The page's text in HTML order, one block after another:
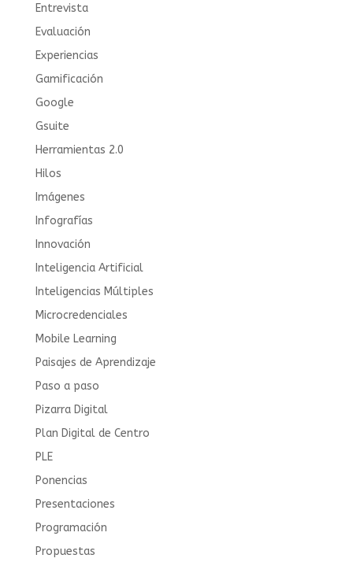
Entrevista
Evaluación
Experiencias
Gamificación
Google
Gsuite
Herramientas 2.0
Hilos
Imágenes
Infografías
Innovación
Inteligencia Artificial
Inteligencias Múltiples
Microcredenciales
Mobile Learning
Paisajes de Aprendizaje
Paso a paso
Pizarra Digital
Plan Digital de Centro
PLE
Ponencias
Presentaciones
Programación
Propuestas